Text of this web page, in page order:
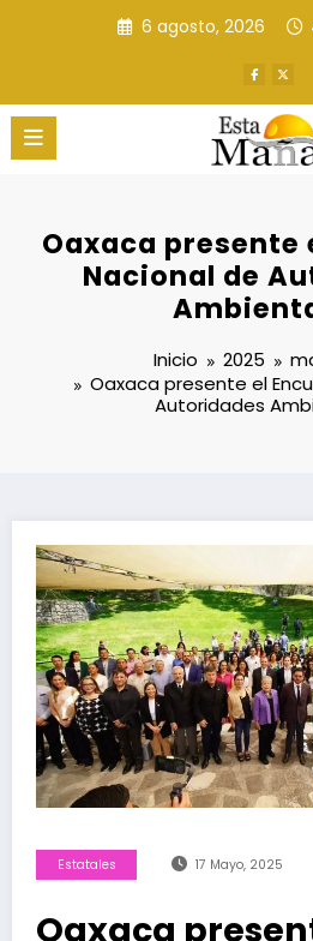
6 agosto, 2026
Oaxaca presente
Nacional de
Inicio 2025
Oaxaca presente el
Autoridades
Estatales 17 Mayo, 2025
Oaxaca